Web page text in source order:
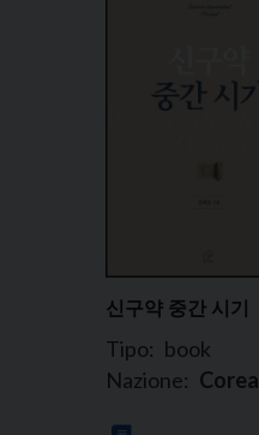
신구약 중간 시기
Tipo: book
Nazione: Corea